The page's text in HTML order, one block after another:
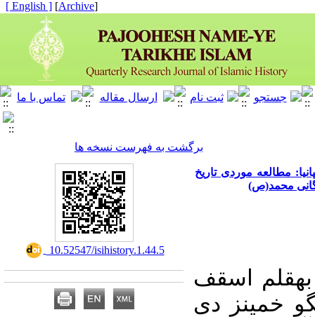
[
Archive
]
[ English ]
برگشت به فهرست نسخه ها
مطالعه موردی تاریخ
محمد(ص)
به­قلم اسقف
خمینز دی
‎ 10.52547/isihistory.1.44.5